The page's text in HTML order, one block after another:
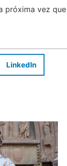
próxima vez
LinkedIn